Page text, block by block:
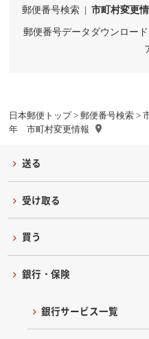
日本郵便トップ> 郵便番号検索>
年 市町村変更情報
郵便番号検索 | 市町村変更
郵便番号データダウンロード
送る
受け取る
買う
銀行・保険
銀行サービス一覧